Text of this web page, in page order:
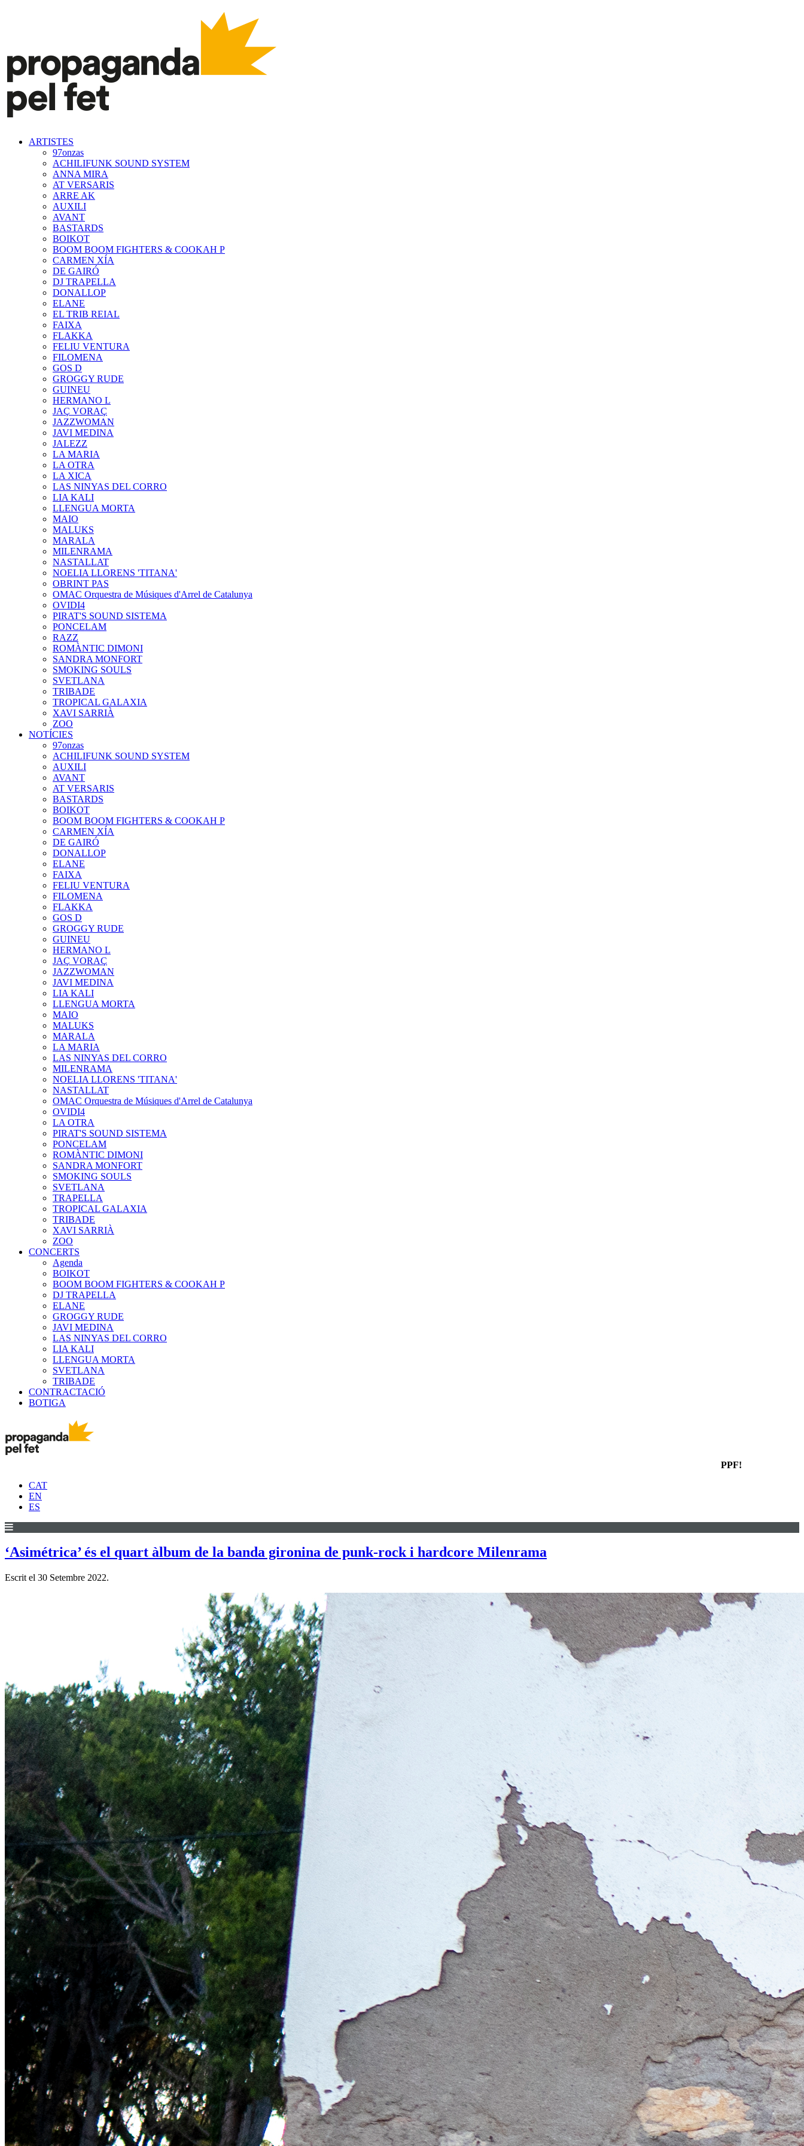
ARTISTES
97onzas
ACHILIFUNK SOUND SYSTEM
ANNA MIRA
AT VERSARIS
ARRE AK
AUXILI
AVANT
BASTARDS
BOIKOT
BOOM BOOM FIGHTERS & COOKAH P
CARMEN XÍA
DE GAIRÓ
DJ TRAPELLA
DONALLOP
ELANE
EL TRIB REIAL
FAIXA
FLAKKA
FELIU VENTURA
FILOMENA
GOS D
GROGGY RUDE
GUINEU
HERMANO L
JAÇ VORAÇ
JAZZWOMAN
JAVI MEDINA
JALEZZ
LA MARIA
LA OTRA
LA XICA
LAS NINYAS DEL CORRO
LIA KALI
LLENGUA MORTA
MAIO
MALUKS
MARALA
MILENRAMA
NASTALLAT
NOELIA LLORENS 'TITANA'
OBRINT PAS
OMAC Orquestra de Músiques d'Arrel de Catalunya
OVIDI4
PIRAT'S SOUND SISTEMA
PONCELAM
RAZZ
ROMÀNTIC DIMONI
SANDRA MONFORT
SMOKING SOULS
SVETLANA
TRIBADE
TROPICAL GALAXIA
XAVI SARRIÀ
ZOO
NOTÍCIES
97onzas
ACHILIFUNK SOUND SYSTEM
AUXILI
AVANT
AT VERSARIS
BASTARDS
BOIKOT
BOOM BOOM FIGHTERS & COOKAH P
CARMEN XÍA
DE GAIRÓ
DONALLOP
ELANE
FAIXA
FELIU VENTURA
FILOMENA
FLAKKA
GOS D
GROGGY RUDE
GUINEU
HERMANO L
JAÇ VORAÇ
JAZZWOMAN
JAVI MEDINA
LIA KALI
LLENGUA MORTA
MAIO
MALUKS
MARALA
LA MARIA
LAS NINYAS DEL CORRO
MILENRAMA
NOELIA LLORENS 'TITANA'
NASTALLAT
OMAC Orquestra de Músiques d'Arrel de Catalunya
OVIDI4
LA OTRA
PIRAT'S SOUND SISTEMA
PONCELAM
ROMÀNTIC DIMONI
SANDRA MONFORT
SMOKING SOULS
SVETLANA
TRAPELLA
TROPICAL GALAXIA
TRIBADE
XAVI SARRIÀ
ZOO
CONCERTS
Agenda
BOIKOT
BOOM BOOM FIGHTERS & COOKAH P
DJ TRAPELLA
ELANE
GROGGY RUDE
JAVI MEDINA
LAS NINYAS DEL CORRO
LIA KALI
LLENGUA MORTA
SVETLANA
TRIBADE
CONTRACTACIÓ
BOTIGA
PPF!
CAT
EN
ES
‘Asimétrica’ és el quart àlbum de la banda gironina de punk-rock i hardcore Milenrama
Escrit el 30 Setembre 2022.